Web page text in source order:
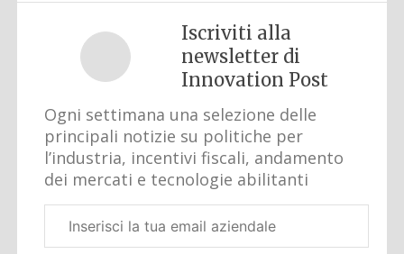
Iscriviti alla
newsletter di
Innovation Post
Ogni settimana una selezione delle
principali notizie su politiche per
l’industria, incentivi fiscali, andamento
dei mercati e tecnologie abilitanti
aziendale